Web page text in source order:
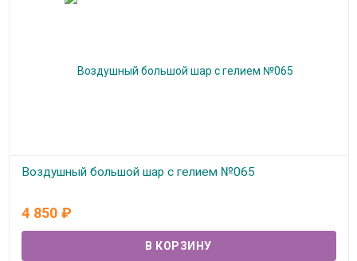
Воздушный большой шар с гелием №065
4 850 ₽